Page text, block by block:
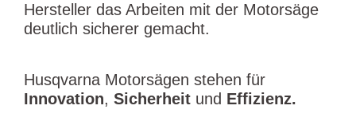
Hersteller das Arbeiten mit der Motorsäge
deutlich sicherer gemacht.
Husqvarna Motorsägen stehen für
Innovation, Sicherheit und Effizienz.